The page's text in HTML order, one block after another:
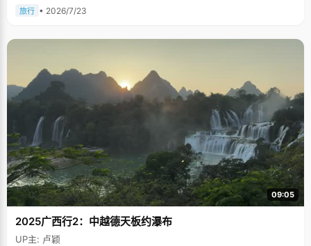
旅行 • 2026/7/23
09:05
2025广西行2：中越德天板约瀑布
UP主: 卢颖